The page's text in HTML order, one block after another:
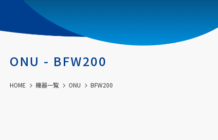
ONU - BFW200
HOME 機器一覧 ONU BFW200